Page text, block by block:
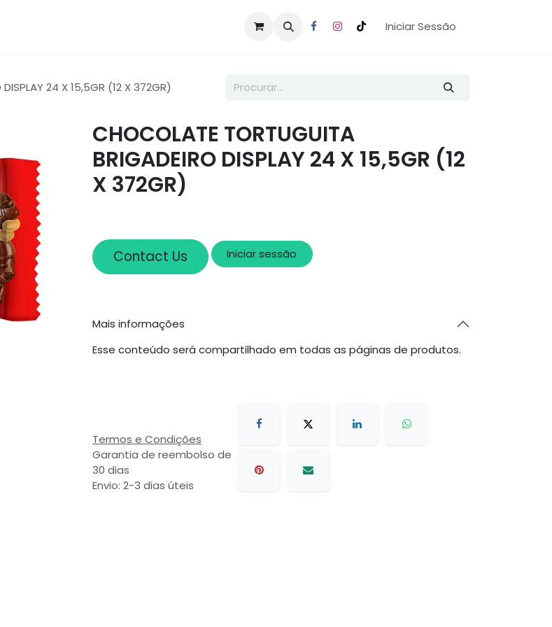
Iniciar Sessão
24 X 15,5GR (12 X 372GR)
CHOCOLATE TORTUGUITA
BRIGADEIRO DISPLAY 24 X 15,5GR (12
X 372GR)
Contact Us Iniciar sessão
Mais informações
Esse conteúdo será compartilhado em todas as páginas de produtos.
Termos e Condições
Garantia de reembolso de
30 dias
Envio: 2-3 dias úteis